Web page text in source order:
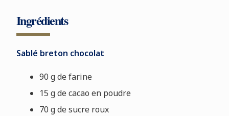
Ingrédients
Sablé breton chocolat
90 g de farine
15 g de cacao en poudre
70 g de sucre roux